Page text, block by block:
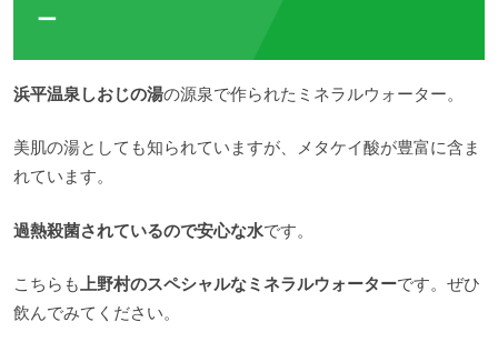
ー
浜平温泉しおじの湯の源泉で作られたミネラルウォーター。
美肌の湯としても知られていますが、メタケイ酸が豊富に含ま
れています。
過熱殺菌されているので安心な水です。
こちらも上野村のスペシャルなミネラルウォーターです。ぜひ
飲んでみてください。